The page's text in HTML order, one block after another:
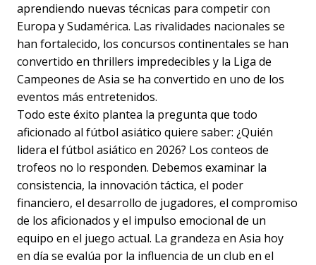
aprendiendo nuevas técnicas para competir con
Europa y Sudamérica. Las rivalidades nacionales se
han fortalecido, los concursos continentales se han
convertido en thrillers impredecibles y la Liga de
Campeones de Asia se ha convertido en uno de los
eventos más entretenidos.
Todo este éxito plantea la pregunta que todo
aficionado al fútbol asiático quiere saber: ¿Quién
lidera el fútbol asiático en 2026? Los conteos de
trofeos no lo responden. Debemos examinar la
consistencia, la innovación táctica, el poder
financiero, el desarrollo de jugadores, el compromiso
de los aficionados y el impulso emocional de un
equipo en el juego actual. La grandeza en Asia hoy
en día se evalúa por la influencia de un club en el